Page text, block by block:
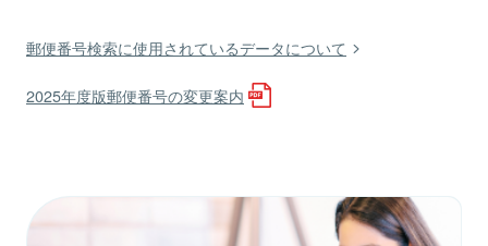
郵便番号検索に使用されているデータについて
2025年度版郵便番号の変更案内